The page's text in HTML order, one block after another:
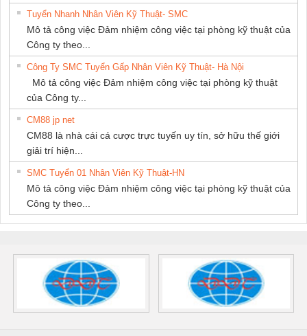
Tuyển Nhanh Nhân Viên Kỹ Thuật- SMC
Mô tả công việc Đảm nhiệm công việc tại phòng kỹ thuật của
Công ty theo...
Công Ty SMC Tuyển Gấp Nhân Viên Kỹ Thuật- Hà Nội
Mô tả công việc Đảm nhiệm công việc tại phòng kỹ thuật
của Công ty...
CM88 jp net
CM88 là nhà cái cá cược trực tuyến uy tín, sở hữu thế giới
giải trí hiện...
SMC Tuyển 01 Nhân Viên Kỹ Thuật-HN
Mô tả công việc Đảm nhiệm công việc tại phòng kỹ thuật của
Công ty theo...